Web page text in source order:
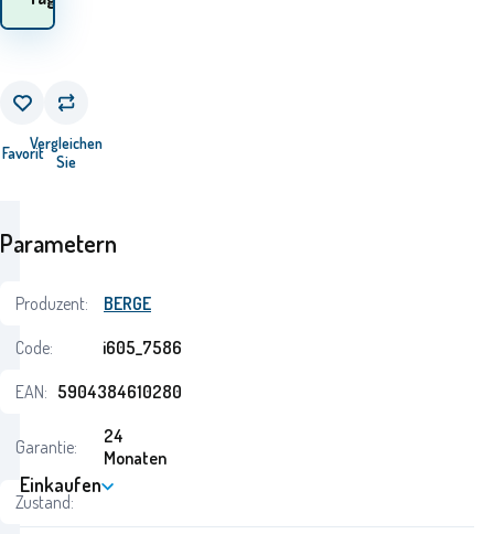
FavoritVergleichen
Sie
Parametern
Produzent:
BERGE
Code:
i605_7586
EAN: 5904384610280
Garantie:
24
Monaten
Zustand:
Einkaufen